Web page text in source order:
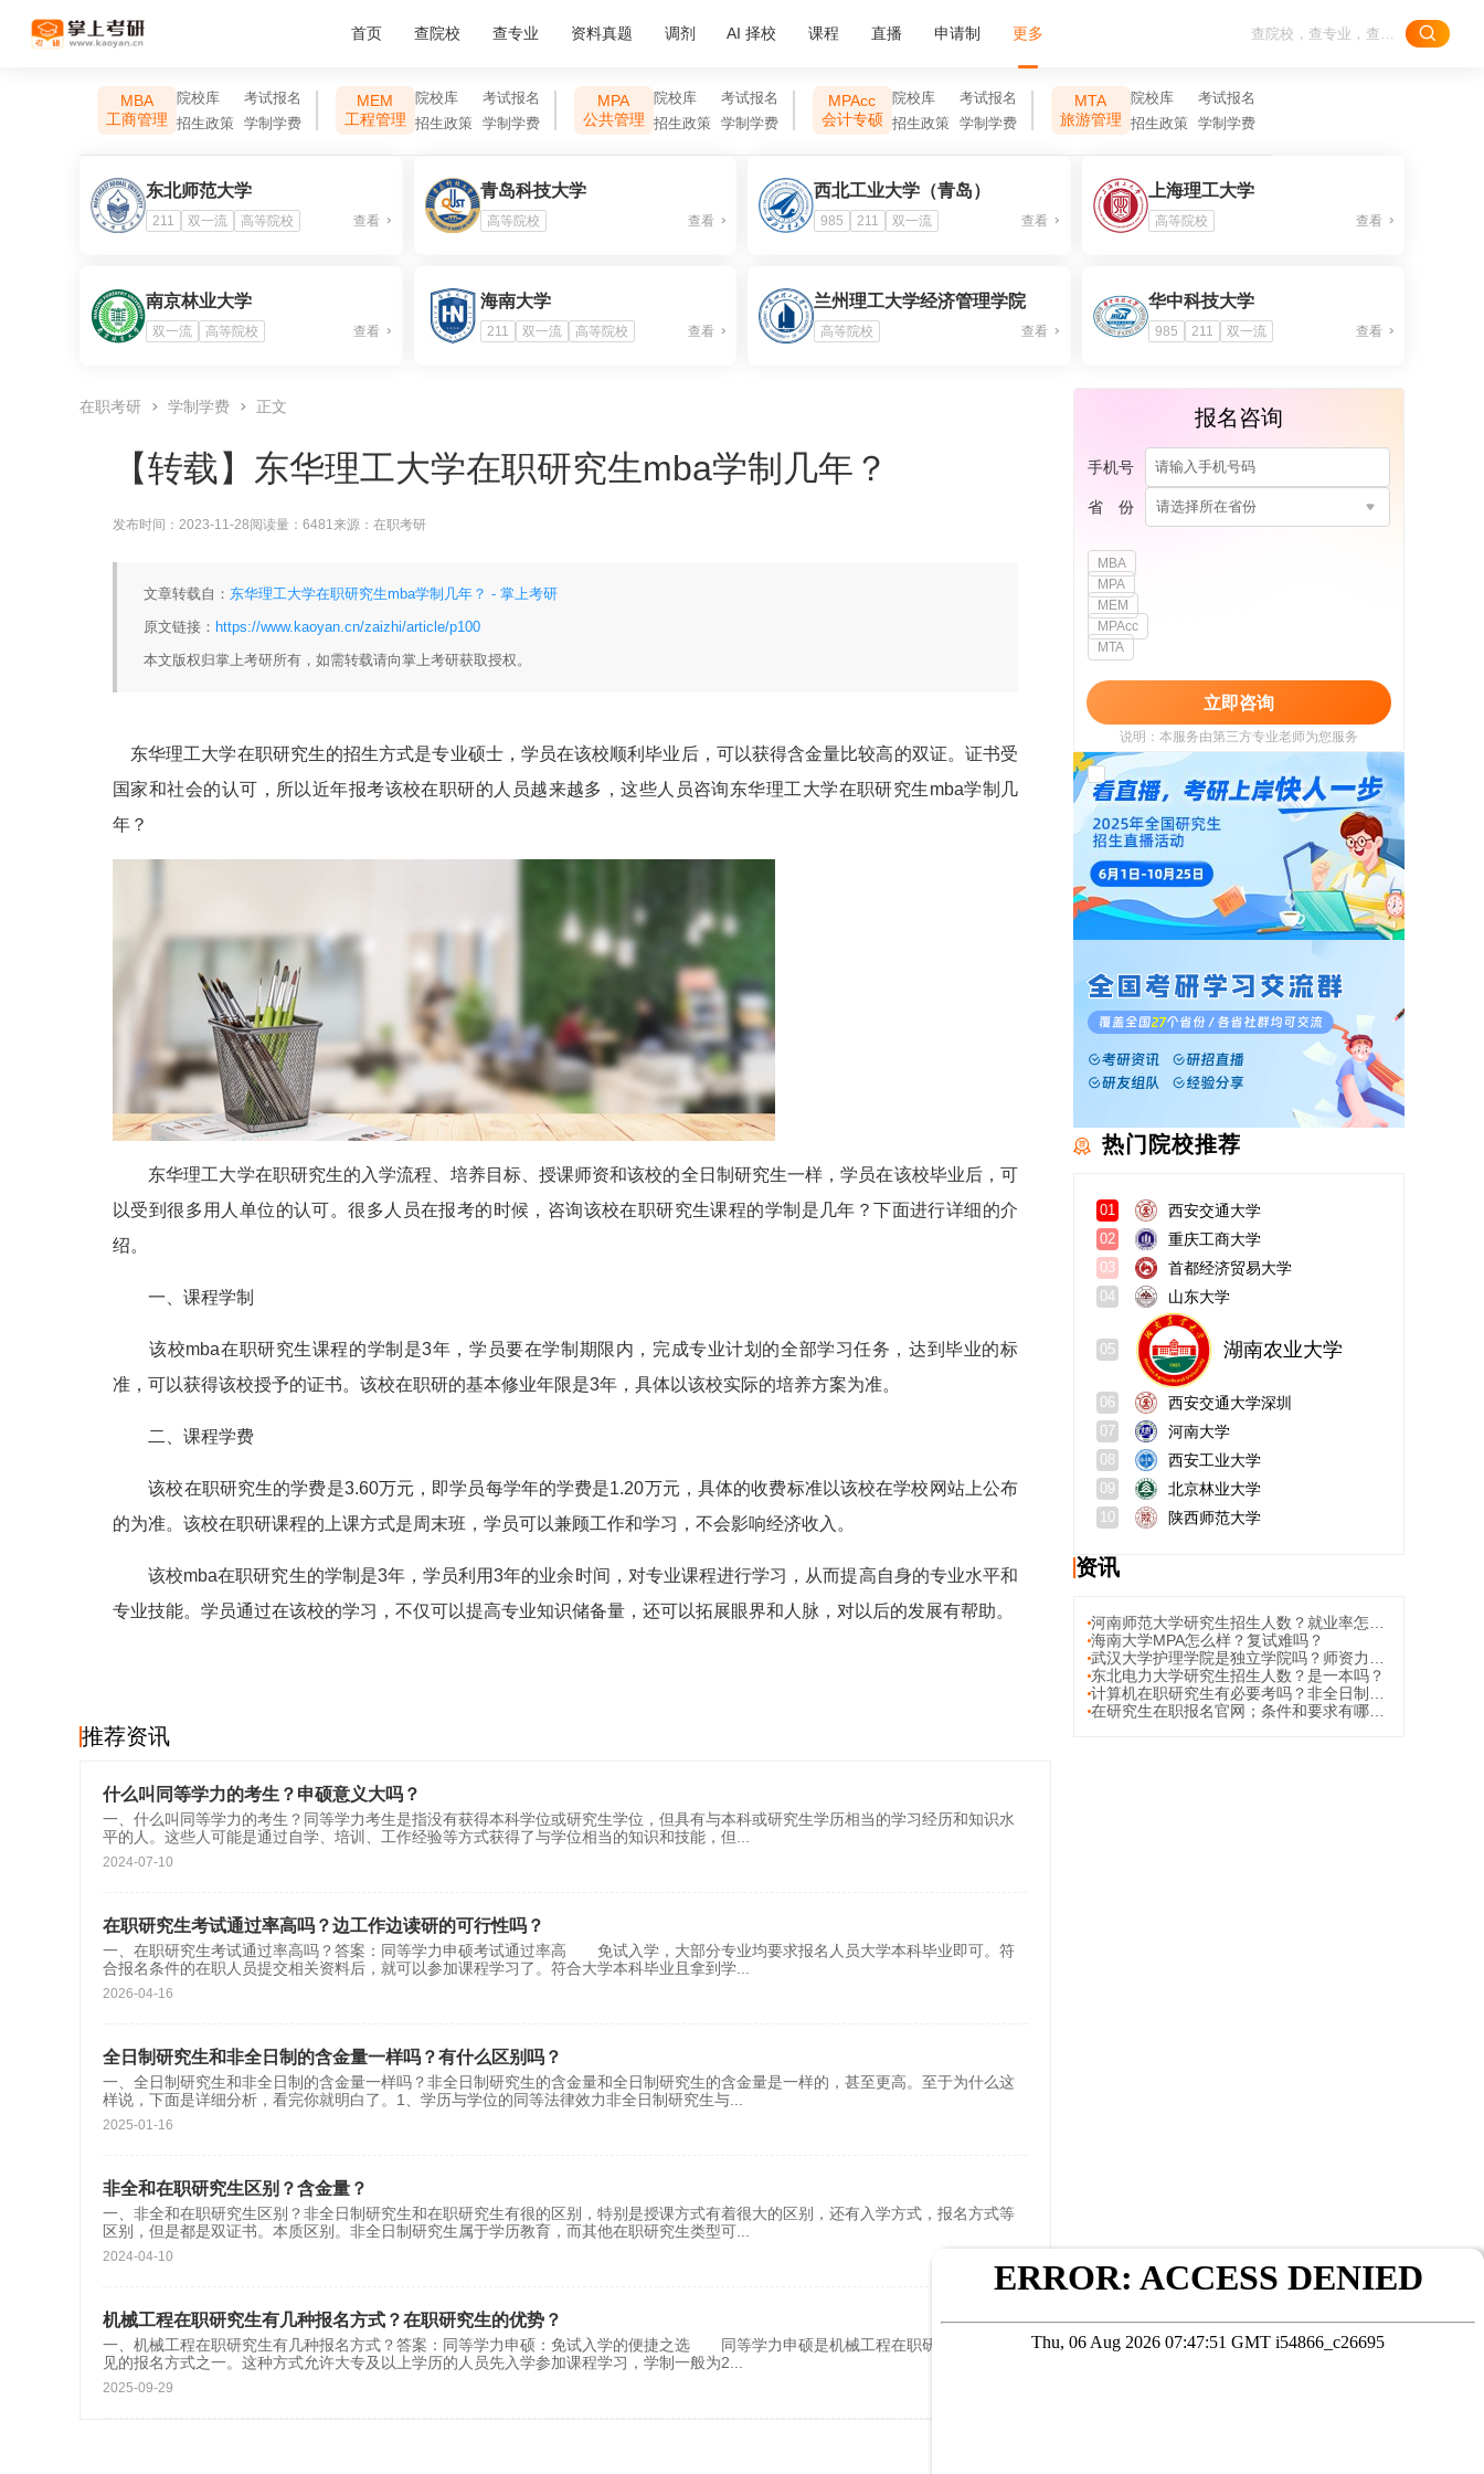
首页 查院校 查专业 资料真题 调剂 AI 择校 课程 直播 申请制 更多
MBA
工商管理
院校库
考试报名
招生政策
学制学费
MEM
工程管理
院校库
考试报名
招生政策
学制学费
MPA
公共管理
院校库
考试报名
招生政策
学制学费
MPAcc
会计专硕
院校库
考试报名
招生政策
学制学费
MTA
旅游管理
院校库
考试报名
招生政策
学制学费
东北师范大学
211 双一流 高等院校 查看
青岛科技大学
高等院校 查看
西北工业大学（青岛）
985 211 双一流 查看
上海理工大学
高等院校 查看
南京林业大学
双一流 高等院校 查看
海南大学
211 双一流 高等院校 查看
兰州理工大学经济管理学院
高等院校 查看
华中科技大学
985 211 双一流 查看
在职考研 学制学费 正文
【转载】 东华理工大学在职研究生mba学制几年？
发布时间： 2023-11-28阅读量： 6481来源： 在职考研
文章转载自： 东华理工大学在职研究生mba学制几年？ - 掌上考研
原文链接： https://www.kaoyan.cn/zaizhi/article/p100
本文版权归掌上考研所有，如需转载请向掌上考研获取授权。
东华理工大学在职研究生的招生方式是专业硕士，学员在该校顺利毕业后，可以获得含金量比较高的双证。证书受
国家和社会的认可，所以近年报考该校在职研的人员越来越多，这些人员咨询东华理工大学在职研究生mba学制几
年？
东华理工大学在职研究生的入学流程、培养目标、授课师资和该校的全日制研究生一样，学员在该校毕业后，可
以受到很多用人单位的认可。很多人员在报考的时候，咨询该校在职研究生课程的学制是几年？下面进行详细的介
绍。
一、课程学制
该校mba在职研究生课程的学制是3年，学员要在学制期限内，完成专业计划的全部学习任务，达到毕业的标
准，可以获得该校授予的证书。该校在职研的基本修业年限是3年，具体以该校实际的培养方案为准。
二、课程学费
该校在职研究生的学费是3.60万元，即学员每学年的学费是1.20万元，具体的收费标准以该校在学校网站上公布
的为准。该校在职研课程的上课方式是周末班，学员可以兼顾工作和学习，不会影响经济收入。
该校mba在职研究生的学制是3年，学员利用3年的业余时间，对专业课程进行学习，从而提高自身的专业水平和
专业技能。学员通过在该校的学习，不仅可以提高专业知识储备量，还可以拓展眼界和人脉，对以后的发展有帮助。
推荐资讯
什么叫同等学力的考生？申硕意义大吗？
一、什么叫同等学力的考生？同等学力考生是指没有获得本科学位或研究生学位，但具有与本科或研究生学历相当的学习经历和知识水
平的人。这些人可能是通过自学、培训、工作经验等方式获得了与学位相当的知识和技能，但
2024-07-10
在职研究生考试通过率高吗？边工作边读研的可行性吗？
一、在职研究生考试通过率高吗？答案：同等学力申硕考试通过率高 免试入学，大部分专业均要求报名人员大学本科毕业即可。符
合报名条件的在职人员提交相关资料后，就可以参加课程学习了。符合大学本科毕业且拿到学
2026-04-16
全日制研究生和非全日制的含金量一样吗？有什么区别吗？
一、全日制研究生和非全日制的含金量一样吗？非全日制研究生的含金量和全日制研究生的含金量是一样的，甚至更高。至于为什么这
样说，下面是详细分析，看完你就明白了。1、学历与学位的同等法律效力非全日制研究生与
2025-01-16
非全和在职研究生区别？含金量？
一、非全和在职研究生区别？非全日制研究生和在职研究生有很的区别，特别是授课方式有着很大的区别，还有入学方式，报名方式等
区别，但是都是双证书。本质区别。非全日制研究生属于学历教育，而其他在职研究生类型可
2024-04-10
机械工程在职研究生有几种报名方式？在职研究生的优势？
一、机械工程在职研究生有几种报名方式？答案：同等学力申硕：免试入学的便捷之选 同等学力申硕是机械工程在职研究生较为常
见的报名方式之一。这种方式允许大专及以上学历的人员先入学参加课程学习，学制一般为2
2025-09-29
报名咨询
手机号
省 份 请选择所在省份
MBA
MPA
MEM
MPAcc
MTA
立即咨询
说明：本服务由第三方专业老师为您服务
我已阅读并同意 《用户政策》
《用户服务
使用协议》
热门院校推荐
01 西安交通大学
02 重庆工商大学
03 首都经济贸易大学
04 山东大学
05 湖南农业大学
06 西安交通大学深圳
07 河南大学
08 西安工业大学
09 北京林业大学
10 陕西师范大学
资讯
海南大学MPA怎么样？复试难吗？
东北电力大学研究生招生人数？是一本吗？